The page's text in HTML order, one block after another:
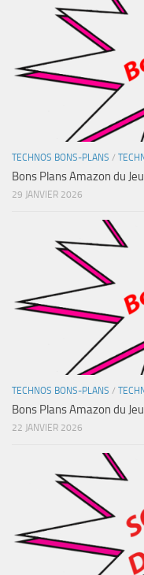
TECHNOS BONS-PLANS /
Bons Plans Amazon du
29 JANVIER 2026
TECHNOS BONS-PLANS /
Bons Plans Amazon du
22 JANVIER 2026